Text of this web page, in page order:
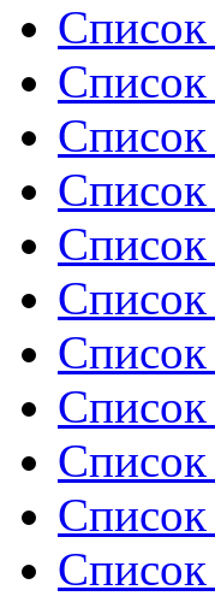
Список
Список
Список
Список
Список
Список
Список
Список
Список
Список
Список